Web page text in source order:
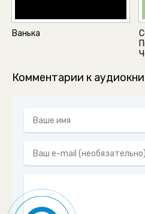
0054
0059
0060
0061
0062
0063
Ванька
Комментарии к